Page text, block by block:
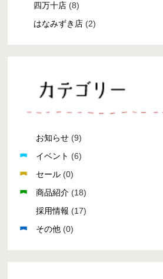
四万十店 (8)
はなみずき店 (2)
お知らせ (9)
イベント (6)
セール (0)
商品紹介 (18)
採用情報 (17)
その他 (0)